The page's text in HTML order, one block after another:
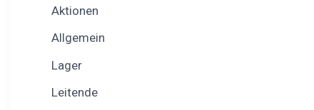
Aktionen
Allgemein
Lager
Leitende